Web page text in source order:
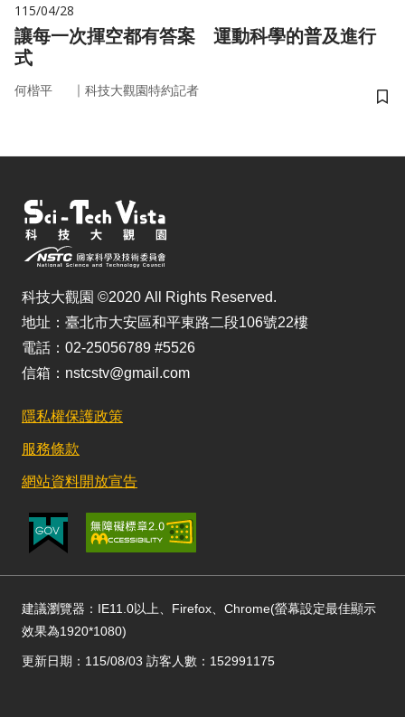
115/04/28
讓每一次揮空都有答案 運動科學的普及進行
式
何楷平 ｜ 科技大觀園特約記者
儲
科技大觀園 ©2020 All Rights Reserved.
地址：臺北市大安區和平東路二段106號22樓
電話：02-25056789 #5526
信箱：nstcstv@gmail.com
隱私權保護政策
服務條款
網站資料開放宣告
建議瀏覽器：IE11.0以上、Firefox、Chrome(螢幕設定最佳顯示
效果為1920*1080)
更新日期：115/08/03 訪客人數：152991175